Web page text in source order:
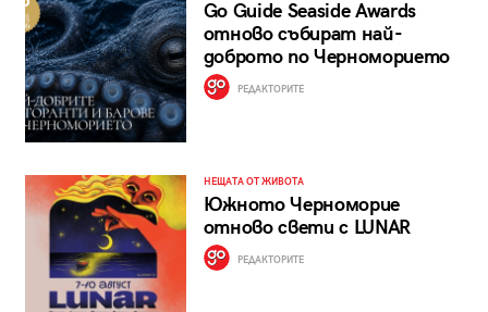
Go Guide Seaside Awards
отново събират най-
доброто по Черноморието
РЕДАКТОРИТЕ
НЕЩАТА ОТ ЖИВОТА
Южното Черноморие
отново свети с LUNAR
РЕДАКТОРИТЕ